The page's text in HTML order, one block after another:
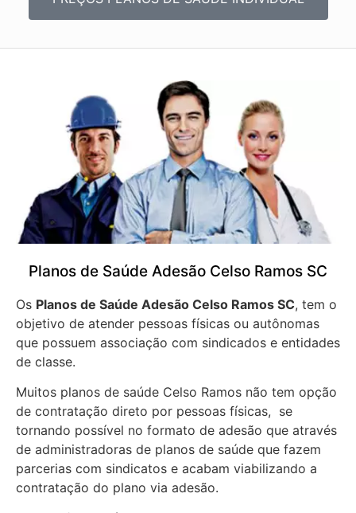
Planos de Saúde Adesão Celso Ramos SC
Os Planos de Saúde Adesão Celso Ramos SC, tem o
objetivo de atender pessoas físicas ou autônomas
que possuem associação com sindicados e entidades
de classe.
Muitos planos de saúde Celso Ramos não tem opção
de contratação direto por pessoas físicas, se
tornando possível no formato de adesão que através
de administradoras de planos de saúde que fazem
parcerias com sindicatos e acabam viabilizando a
contratação do plano via adesão.